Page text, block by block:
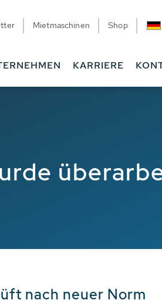
Mietmaschinen Shop
KARRIERE
nach neuer Norm